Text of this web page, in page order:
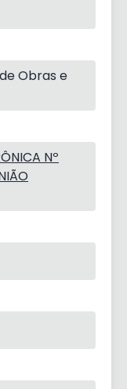
Obras e
Nº